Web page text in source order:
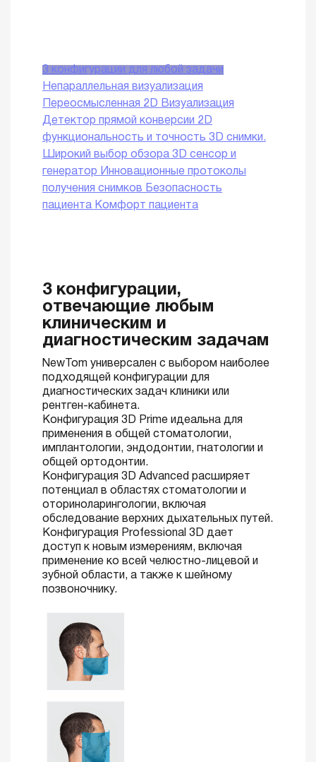
3 конфигурации,
отвечающие любым
клиническим и
диагностическим задачам
NewTom универсален с выбором наиболее
подходящей конфигурации для
диагностических задач клиники или
рентген-кабинета.
Конфигурация 3D Prime идеальна для
применения в общей стоматологии,
имплантологии, эндодонтии, гнатологии и
общей ортодонтии.
Конфигурация 3D Advanced расширяет
потенциал в областях стоматологии и
оториноларингологии, включая
обследование верхних дыхательных путей.
Конфигурация Professional 3D дает
доступ к новым измерениям, включая
применение ко всей челюстно-лицевой и
зубной области, а также к шейному
позвоночнику.
3 конфигурации для любой задачи
Непараллельная визуализация
Переосмысленная 2D Визуализация
Детектор прямой конверсии 2D
функциональность и точность 3D снимки.
Широкий выбор обзора 3D сенсор и
генератор Инновационные протоколы
получения снимков Безопасность
пациента Комфорт пациента